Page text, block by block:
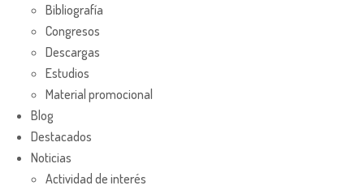
Bibliografía
Congresos
Descargas
Estudios
Material promocional
Blog
Destacados
Noticias
Actividad de interés